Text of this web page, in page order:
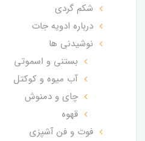
شکم گردی
درباره ادویه جات
نوشیدنی ها
بستنی و اسموتی
آب میوه و کوکتل
چای و دمنوش
قهوه
فوت و فن آشپزی